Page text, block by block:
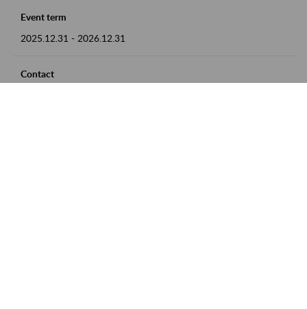
Event term
2025.12.31 - 2026.12.31
Contact